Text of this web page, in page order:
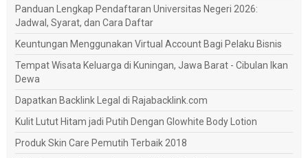
Panduan Lengkap Pendaftaran Universitas Negeri 2026:
Jadwal, Syarat, dan Cara Daftar
Keuntungan Menggunakan Virtual Account Bagi Pelaku Bisnis
Tempat Wisata Keluarga di Kuningan, Jawa Barat - Cibulan Ikan
Dewa
Dapatkan Backlink Legal di Rajabacklink.com
Kulit Lutut Hitam jadi Putih Dengan Glowhite Body Lotion
Produk Skin Care Pemutih Terbaik 2018